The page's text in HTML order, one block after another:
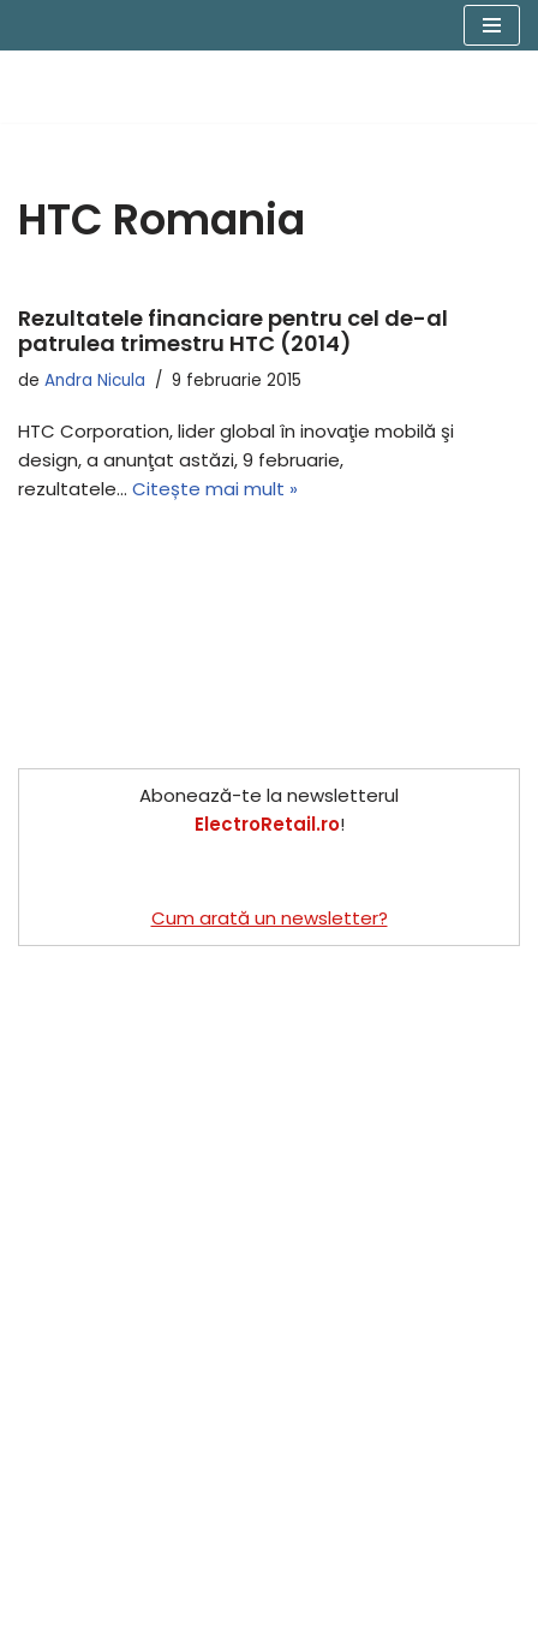
HTC Romania
Rezultatele financiare pentru cel de-al
patrulea trimestru HTC (2014)
de Andra Nicula 9 februarie 2015
HTC Corporation, lider global în inovaţie mobilă şi
design, a anunţat astăzi, 9 februarie,
rezultatele… Citește mai mult »
Abonează-te la newsletterul
ElectroRetail.ro!
Cum arată un newsletter?